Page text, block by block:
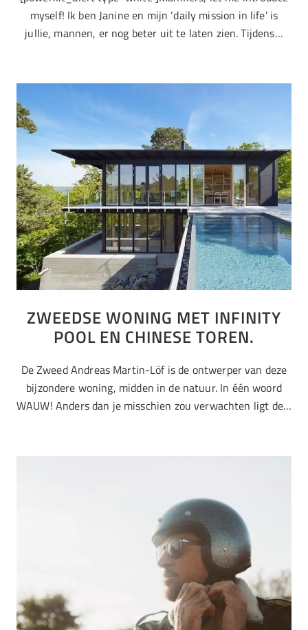
myself! Ik ben Janine en mijn ‘daily mission in life’ is
jullie, mannen, er nog beter uit te laten zien. Tijdens…
ZWEEDSE WONING MET INFINITY
POOL EN CHINESE TOREN.
De Zweed Andreas Martin-Löf is de ontwerper van deze
bijzondere woning, midden in de natuur. In één woord
WAUW! Anders dan je misschien zou verwachten ligt de…